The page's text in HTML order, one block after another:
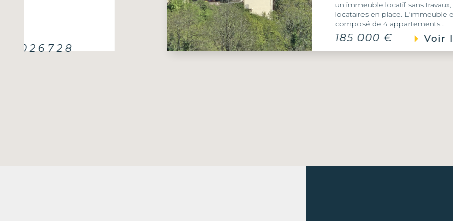
Réf :
Nouveauté chez Dohm
137 000 € Voir